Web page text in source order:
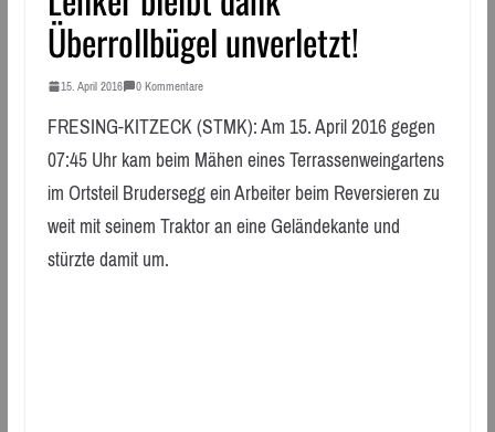
Überrollbügel unverletzt!
15. April 2016 0 Kommentare
FRESING-KITZECK (STMK): Am 15. April 2016 gegen
07:45 Uhr kam beim Mähen eines Terrassenweingartens
im Ortsteil Brudersegg ein Arbeiter beim Reversieren zu
weit mit seinem Traktor an eine Geländekante und
stürzte damit um.